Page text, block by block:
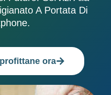
A Portata Di
ora